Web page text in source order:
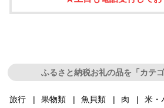
ふるさと納税お礼の品を「カテ
旅行 果物類 魚貝類 肉 米・